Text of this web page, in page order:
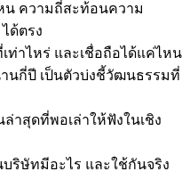
หน ความถี่สะท้อนความ
ด้ตรง
ที่เท่าไหร่ และเชื่อถือได้แค่ไหน
านกี่ปี เป็นตัวบ่งชี้วัฒนธรรมที่
ล่าสุดที่พอเล่าให้ฟังในเชิง
ริษัทมีอะไร และใช้กันจริง